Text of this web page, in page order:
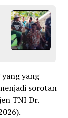
yang yang
sorotan
TNI Dr.